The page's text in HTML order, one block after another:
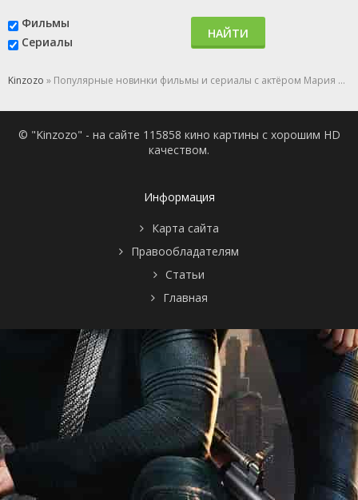
Фильмы
Сериалы
НАЙТИ
Kinzozo » Популярные новинки фильмы и сериалы с актёром Мария Луиса Робледо
© "Kinzozo" - на сайте 115858 кино картины с хорошим HD
качеством.
Информация
Карта сайта
Правообладателям
Статьи
Главная